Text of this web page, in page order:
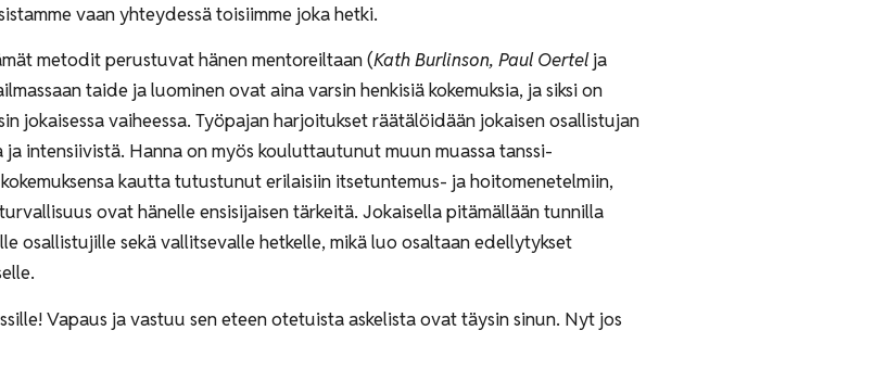
erillisiä toisistamme vaan yhteydessä toisiimme joka hetki.
metodit perustuvat hänen mentoreiltaan (Kath Burlinson, Paul Oertelja
taide ja luominen ovat aina varsin henkisiä kokemuksia, ja siksi on
jokaisessa vaiheessa. Työpajan harjoitukset räätälöidään jokaisen osallistujan
intensiivistä. Hanna on myös kouluttautunut muun muassa tanssi-
kautta tutustunut erilaisiin itsetuntemus- ja hoitomenetelmiin,
ovat hänelle ensisijaisen tärkeitä. Jokaisella pitämällään tunnilla
osallistujille sekä vallitsevalle hetkelle, mikä luo osaltaan edellytykset
Vapaus ja vastuu sen eteen otetuista askelista ovat täysin sinun. Nyt jos